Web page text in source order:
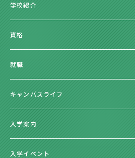
学校紹介
資格
就職
キャンパスライフ
入学案内
入学イベント